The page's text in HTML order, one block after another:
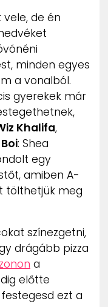
de én
minden egyes
a vonalból.
gyerekek már
Khalifa,
: Shea
egy
amiben A-
tölthetjük meg
színezgetni,
drágább pizza
a
előtte
ezt a